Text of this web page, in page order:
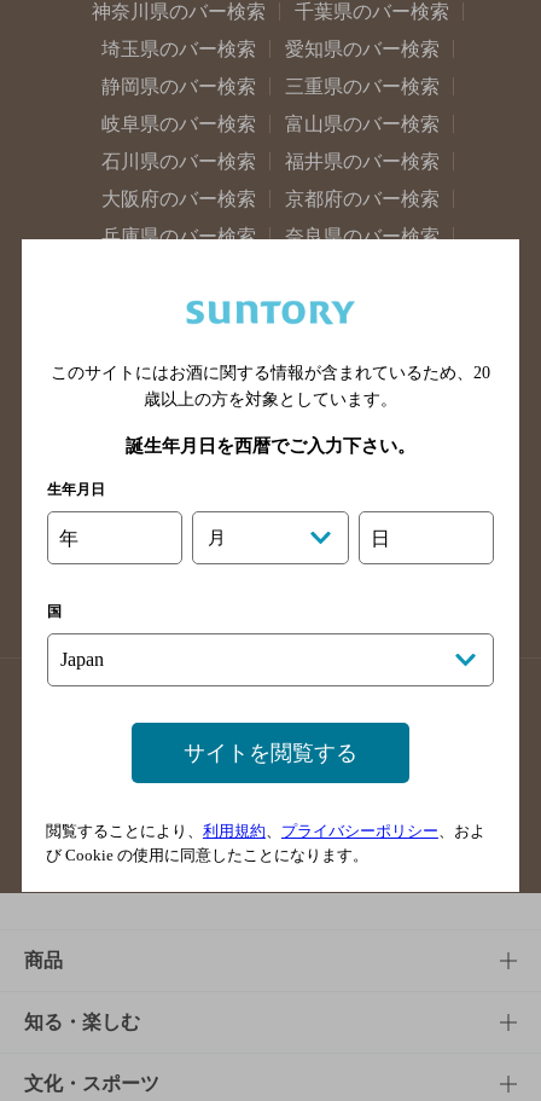
神奈川県のバー検索
千葉県のバー検索
埼玉県のバー検索
愛知県のバー検索
静岡県のバー検索
三重県のバー検索
岐阜県のバー検索
富山県のバー検索
石川県のバー検索
福井県のバー検索
大阪府のバー検索
京都府のバー検索
兵庫県のバー検索
奈良県のバー検索
広島県のバー検索
岡山県のバー検索
島根県のバー検索
徳島県のバー検索
高知県のバー検索
福岡県のバー検索
長崎県のバー検索
大分県のバー検索
熊本県のバー検索
掲載店舗様ログイン
サイトマップ ご意見・ご感想
商品
商品TOP
商品一覧
知る・楽しむ
知る・楽しむTOP
文化・スポーツ
このサイトにはお酒に関する情報が含まれているため、 20
歳以上の方を対象としています。
誕生年月日を西暦でご入力下さい。
生年月日
年 月 日
国
サイトを閲覧する
閲覧することにより、 利用規約 プライバシーポリシー 、およ
び Cookie の使用に同意したことになります。